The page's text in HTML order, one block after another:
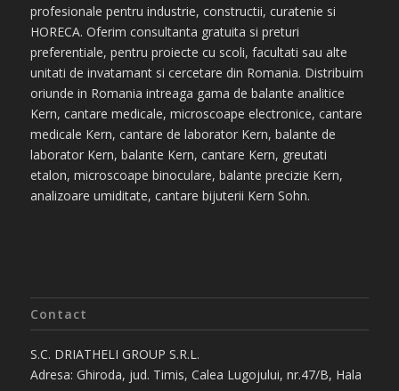
profesionale pentru industrie, constructii, curatenie si
HORECA. Oferim consultanta gratuita si preturi
preferentiale, pentru proiecte cu scoli, facultati sau alte
unitati de invatamant si cercetare din Romania. Distribuim
oriunde in Romania intreaga gama de balante analitice
Kern, cantare medicale, microscoape electronice, cantare
medicale Kern, cantare de laborator Kern, balante de
laborator Kern, balante Kern, cantare Kern, greutati
etalon, microscoape binoculare, balante precizie Kern,
analizoare umiditate, cantare bijuterii Kern Sohn.
Contact
S.C. DRIATHELI GROUP S.R.L.
Adresa: Ghiroda, jud. Timis, Calea Lugojului, nr.47/B, Hala